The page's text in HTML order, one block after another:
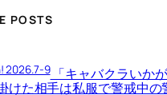
POSTS
2026.7-9「キャバクラいかが
けた相手は私服で警戒中の